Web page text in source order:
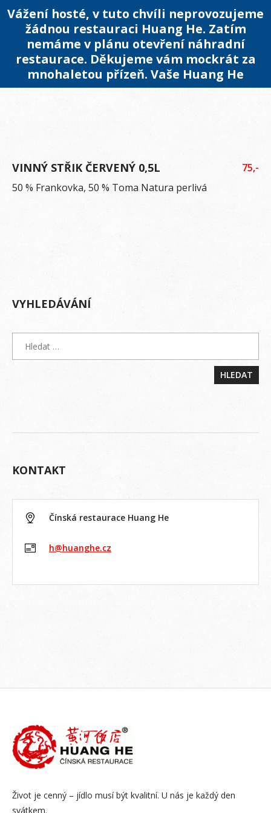
Vážení hosté, v tuto chvíli neprovozujeme
žádnou restauraci Huang He. Zatím
nemáme v plánu otevření náhradní
restaurace. Děkujeme vám mockrát za
mnohaletou přízeň. Vaše Huang He
VINNÝ STŘIK ČERVENÝ 0,5L
75,-
50 % Frankovka, 50 % Toma Natura perlivá
VYHLEDÁVÁNÍ
KONTAKT
Čínská restaurace Huang He
h@huanghe.cz
Život je cenný – jídlo musí být kvalitní. U nás je každý den
svátkem.